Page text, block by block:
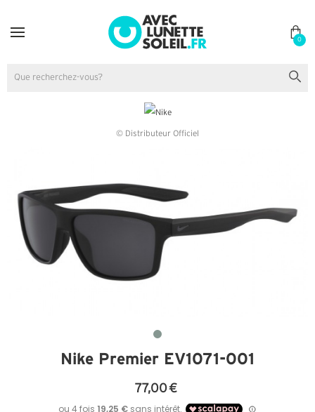
0
© Distributeur Officiel
Nike Premier EV1071-001
77,00 €